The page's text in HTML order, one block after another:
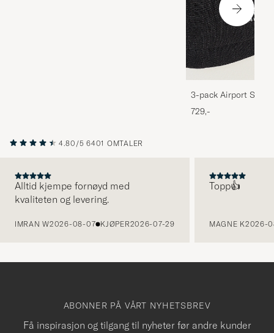
3-pack Airport
Melange
729,-
4.80/5 6401 OMTALER
Alltid kjempe fornøyd med
kvaliteten og levering.
IMRAN W2026-08-07 KJØPER2026-07-29
Topp👍
MAGNE K2026-
ABONNER PÅ VÅRT NYHETSBREV
Få inspirasjon og tilgang til nyheter før andre kunder